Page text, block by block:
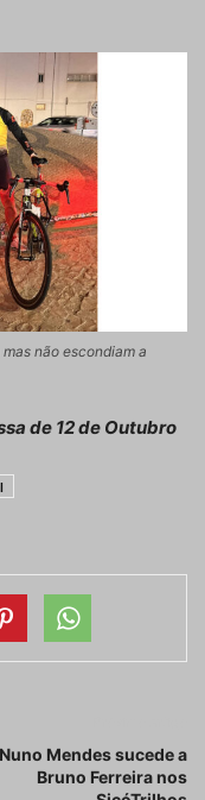
não escondiam a
de 12 de Outubro
Nuno Mendes sucede a
Bruno Ferreira nos